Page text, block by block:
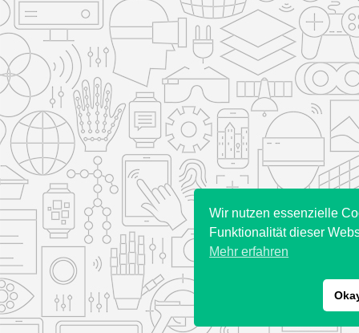
Wir nutzen essenzielle
Funktionalität dieser
Mehr erfahren